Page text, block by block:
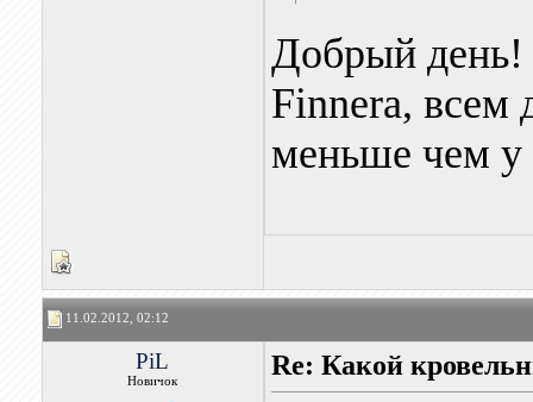
Добрый
Finnera, всем
меньше чем у
11.02.2012, 02:12
PiL
Новичок
Re: Какой